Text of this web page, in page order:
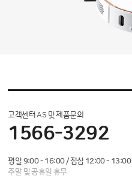
고객센터 AS 및 제품문의
1566-3292
평일 9:00 - 16:00 / 점심 12:00 - 13:00
주말 및 공휴일 휴무